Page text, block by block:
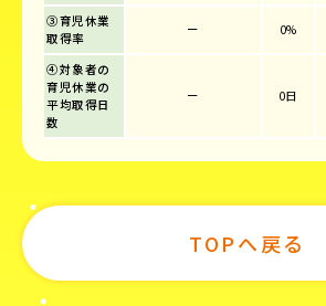
③育児休業
取得率
ー 0%
④対象者の
育児休業の
平均取得日
数
ー 0日
TOPへ戻る